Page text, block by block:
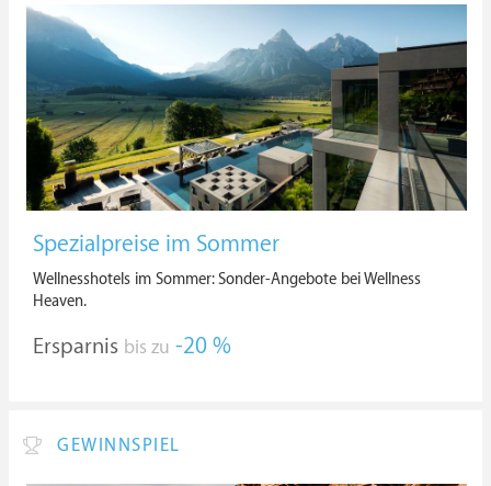
Spezialpreise im Sommer
Wellnesshotels im Sommer: Sonder-Angebote bei Wellness
Heaven.
Ersparnis bis zu -20 %
GEWINNSPIEL